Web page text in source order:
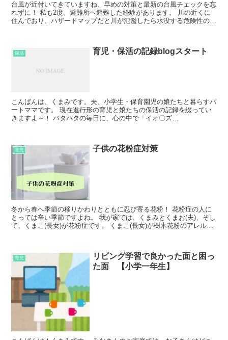
台風が近付いてきていますね、早めの対策と最新の台風チェックを忘
れずに！ 私も2度、避難所へ避難した経験があります。 川の近くに
住んでおり、ハザードマップだと川が氾濫したら水没する危険性のあ
保活 育児・保活の記録blogスタート
こんばんは、くまみです。夫、小学生・保育園児の娘たちと暮らすパ
ートママです。 現在進行形の育児と娘たちの保活の記録を綴ってい
きますよ～！ バタバタの毎日に、心の中で「イオ〇ズ
育児 子供の花粉症対策
冬から春へ季節の移りかわりとともに忍び寄る花粉！ 花粉症の人に
とっては辛い季節ですよね。 我が家では、くまみとくまお(夫)、そし
て、くまこ(長女)が花粉症です。 くまこ(長女)が樹木花粉のアレルギ
育児
リビング学習で良かった面と困っ
た面 【小学一年生】